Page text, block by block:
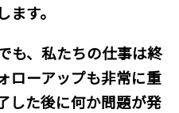
す。
も、私たちの仕事は終
ローアップも非常に重
した後に何か問題が発